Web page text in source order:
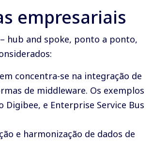
empresariais
hub and spoke, ponto a ponto,
concentra-se na integração de
de middleware. Os exemplos
Digibee, e Enterprise Service Bus
e harmonização de dados de